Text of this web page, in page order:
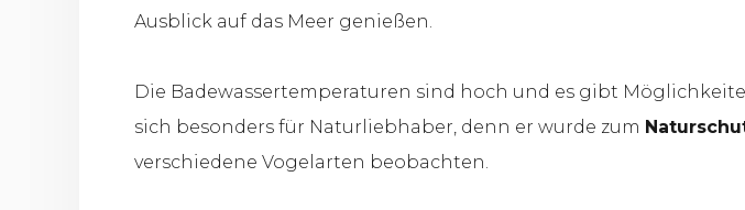
Ausblick auf das Meer genießen.
Die Badewassertemperaturen sind hoch und es gibt
sich besonders für Naturliebhaber, denn er wurde zum
verschiedene Vogelarten beobachten.